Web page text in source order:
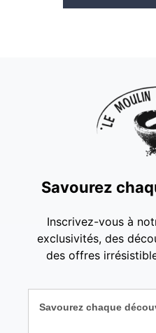
Savourez
Inscrivez-vous à
exclusivités, des
des offres
Savourez chaque